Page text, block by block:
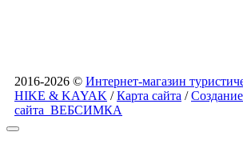
2016-2026 © Интернет-магазин
HIKE & KAYAK /Карта сайта /Создание
сайта ВЕБСИМКА